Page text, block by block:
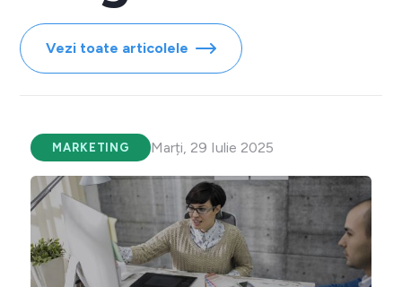
Vezi toate articolele
MARKETING Marți, 29 Iulie 2025